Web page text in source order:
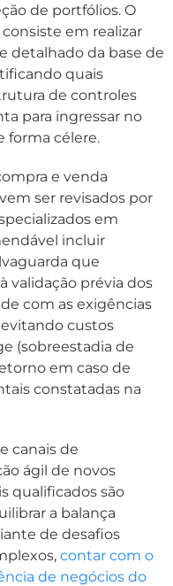
de portfólios. O
em realizar
detalhado da base de
quais
de controles
para ingressar no
forma célere.
e venda
ser revisados por
em
incluir
que
validação prévia dos
com as exigências
custos
(sobreestadia de
em caso de
constatadas na
canais de
ágil de novos
qualificados são
a balança
de desafios
contar com o
de negócios do